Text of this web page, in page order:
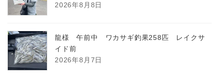
2026年8月8日
龍様 午前中 ワカサギ釣果258匹 レイクサ
イド前
2026年8月7日